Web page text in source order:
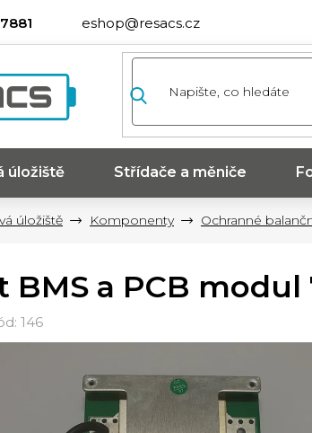
eshop@resacs.cz
úložiště Střídače a měniče
úložiště Komponenty Ochranné
BMS a PCB
146